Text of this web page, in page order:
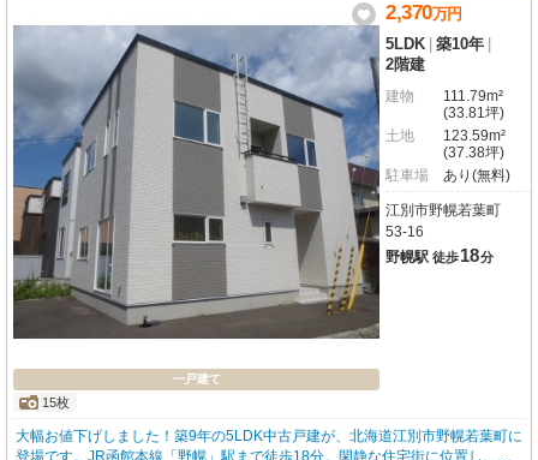
一戸建て
15枚
2,370万円
5LDK 築10年
2階建
建物
111.79m²
(33.81坪)
土地
123.59m²
(37.38坪)
駐車場
あり(無料)
江別市野幌若葉町
53-16
野幌駅 徒歩18分
大幅お値下げしました！築9年の5LDK中古戸建が、北海道江別市野幌若葉町に
登場です。JR函館本線「野幌」駅まで徒歩18分。閑静な住宅街に位置し、南